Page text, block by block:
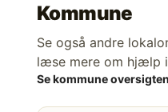
Kommune
Se også andre
læse mere om hjælp
Se kommune oversigten